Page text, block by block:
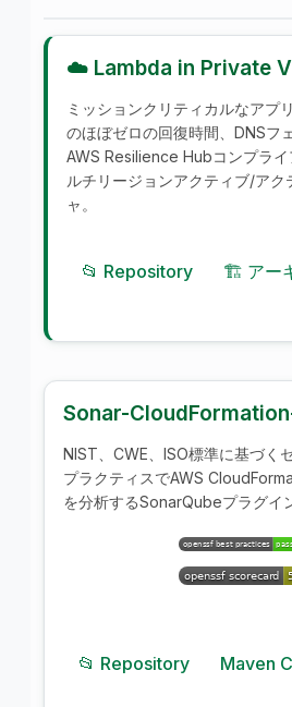
☁️ Lambda in Private
ミッションクリティカルなアプ
のほぼゼロの回復時間、DNSフ
AWS Resilience Hubコンプラ
ルチリージョンアクティブ/アク
ャ。
📂 Repository 🏗️ アー
Sonar-
NIST、CWE、ISO標準に基づく
プラクティスでAWS
を分析するSonarQubeプラグイ
📂 Repository Maven